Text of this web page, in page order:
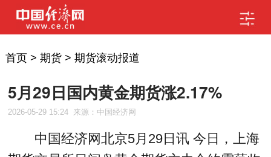
首页> 期货> 期货滚动报道
5月29日国内黄金期货涨2.17%
2026-05-29 15:24 来源：中国经济网
中国经济网北京5月29日讯 今日，上海